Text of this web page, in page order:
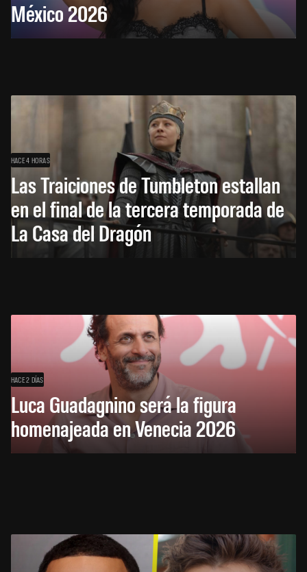
México 2026
HACE 4 HORAS
Las Traiciones de Tumbleton estallan
en el final de la tercera temporada de
La Casa del Dragón
HACE 2 DÍAS
Luca Guadagnino será la figura
homenajeada en Venecia 2026